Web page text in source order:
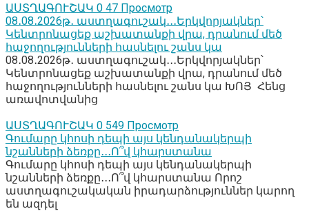
ԱՍՏՂԱԳՈՒՇԱԿ 0 47 Просмотр
08․08․2026թ․ աստղագուշակ․․․Երկվորյակներ՝
Կենտրոնացեք աշխատանքի վրա, դրանում մեծ
հաջողությունների հասնելու շանս կա
08․08․2026թ․ աստղագուշակ․․․Երկվորյակներ՝
Կենտրոնացեք աշխատանքի վրա, դրանում մեծ
հաջողությունների հասնելու շանս կա ԽՈՅ Հենց
առավոտվանից
ԱՍՏՂԱԳՈՒՇԱԿ 0 549 Просмотр
Գումարը կհոսի դեպի այս կենդանակերպի
նշանների ձեռքը․․․Ո՞վ կհարստանա
Գումարը կհոսի դեպի այս կենդանակերպի
նշանների ձեռքը․․․Ո՞վ կհարստանա Որոշ
աստղագուշակական իրադարձություններ կարող
են ազդել